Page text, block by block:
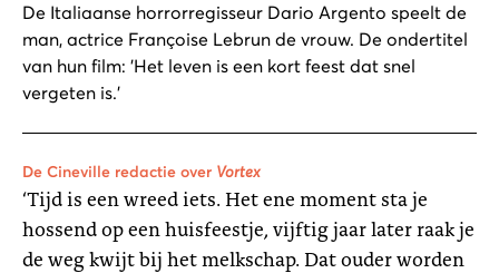
De Italiaanse horrorregisseur Dario Argento speelt de
man, actrice Françoise Lebrun de vrouw. De ondertitel
van hun film: 'Het leven is een kort feest dat snel
vergeten is.'
De Cineville redactie over Vortex
‘Tijd is een wreed iets. Het ene moment sta je
hossend op een huisfeestje, vijftig jaar later raak je
de weg kwijt bij het melkschap. Dat ouder worden